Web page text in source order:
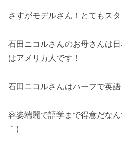
さすがモデルさん！とてもス
石田ニコルさんのお母さんは
はアメリカ人です！
石田ニコルさんはハーフで英
容姿端麗で語学まで得意だな
｀)